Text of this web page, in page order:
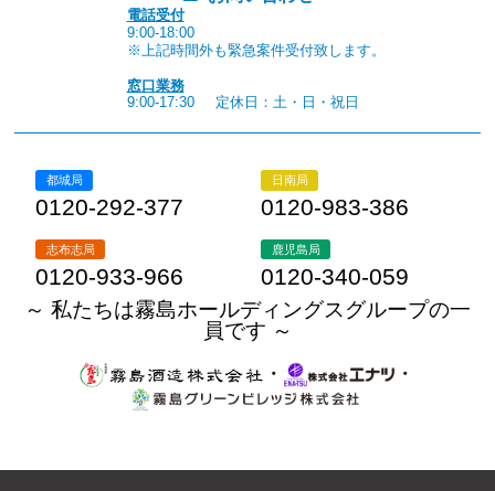
電話受付
9:00-18:00
※上記時間外も緊急案件受付致します。
窓口業務
9:00-17:30
定休日：土・日・祝日
都城局
0120-292-377
日南局
0120-983-386
志布志局
0120-933-966
鹿児島局
0120-340-059
～ 私たちは霧島ホールディングスグループの一
員です ～
・
・